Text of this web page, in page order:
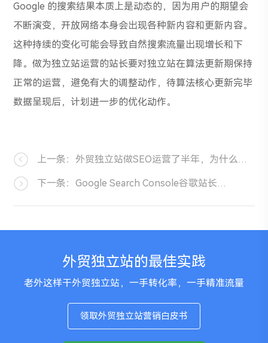
Google 的搜索结果本质上是动态的，因为用户的期望会
不断演变，开放网络本身会出现各种新内容和更新内容。
这种持续的变化可能会导致自然搜索流量出现增长和下
降。做为独立站运营的站长要对独立站在算法更新期保持
正常的运营，避免有大的调整动作，待算法核心更新完毕
数据呈现后，计划进一步的优化动作。
上一条：外贸独立站做SEO运营了半年，为什么没有询盘？
下一条：Google Search Console谷歌站长安装与授权
外贸独立站的最佳实践
老外这样干外贸独立站，一手转化率，一手精准流量
领取外贸独立站营销白皮书